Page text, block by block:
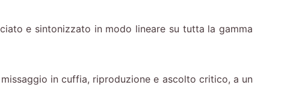
e sintonizzato in modo lineare su tutta la gamma
in cuffia, riproduzione e ascolto critico, a un